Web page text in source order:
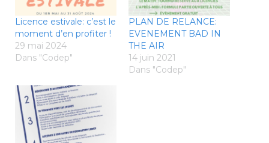
Licence estivale: c’est le
moment d’en profiter !
29 mai 2024
Dans "Codep"
PLAN DE RELANCE:
EVENEMENT BAD IN
THE AIR
14 juin 2021
Dans "Codep"